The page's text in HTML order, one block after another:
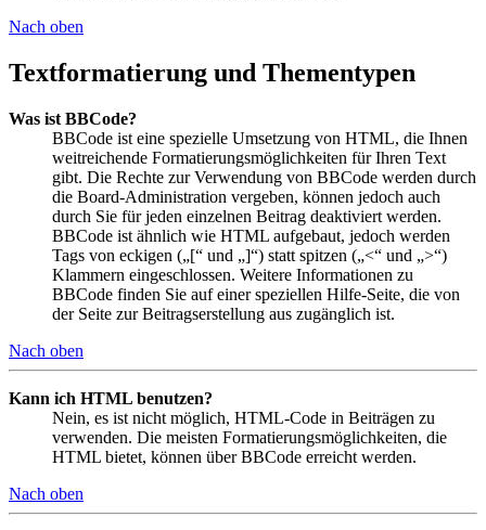
Nach oben
Textformatierung und Thementypen
Was ist BBCode?
BBCode ist eine spezielle Umsetzung von HTML, die Ihnen
weitreichende Formatierungsmöglichkeiten für Ihren Text
gibt. Die Rechte zur Verwendung von BBCode werden durch
die Board-Administration vergeben, können jedoch auch
durch Sie für jeden einzelnen Beitrag deaktiviert werden.
BBCode ist ähnlich wie HTML aufgebaut, jedoch werden
Tags von eckigen („[“ und „]“) statt spitzen („<“ und „>“)
Klammern eingeschlossen. Weitere Informationen zu
BBCode finden Sie auf einer speziellen Hilfe-Seite, die von
der Seite zur Beitragserstellung aus zugänglich ist.
Nach oben
Kann ich HTML benutzen?
Nein, es ist nicht möglich, HTML-Code in Beiträgen zu
verwenden. Die meisten Formatierungsmöglichkeiten, die
HTML bietet, können über BBCode erreicht werden.
Nach oben